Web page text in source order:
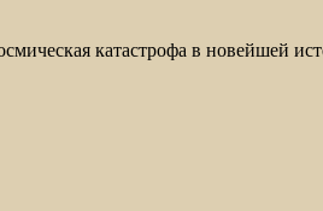
катастрофа в новейшей